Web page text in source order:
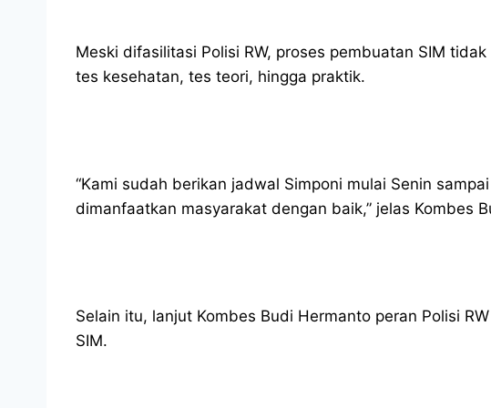
Meski difasilitasi Polisi RW, proses pembuatan SIM
tes kesehatan, tes teori, hingga praktik.
“Kami sudah berikan jadwal Simponi mulai Senin
dimanfaatkan masyarakat dengan baik,” jelas Kombes
Selain itu, lanjut Kombes Budi Hermanto peran Polisi
SIM.